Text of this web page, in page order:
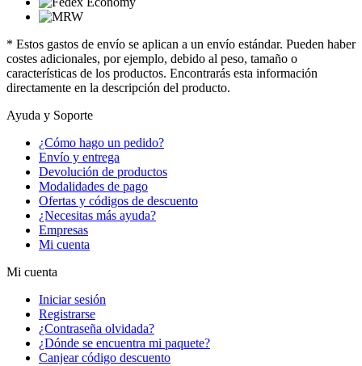
* Estos gastos de envío se aplican a un envío estándar. Pueden haber
costes adicionales, por ejemplo, debido al peso, tamaño o
características de los productos. Encontrarás esta información
directamente en la descripción del producto.
Ayuda y Soporte
¿Cómo hago un pedido?
Envío y entrega
Devolución de productos
Modalidades de pago
Ofertas y códigos de descuento
¿Necesitas más ayuda?
Empresas
Mi cuenta
Mi cuenta
Iniciar sesión
Registrarse
¿Contraseña olvidada?
¿Dónde se encuentra mi paquete?
Canjear código descuento